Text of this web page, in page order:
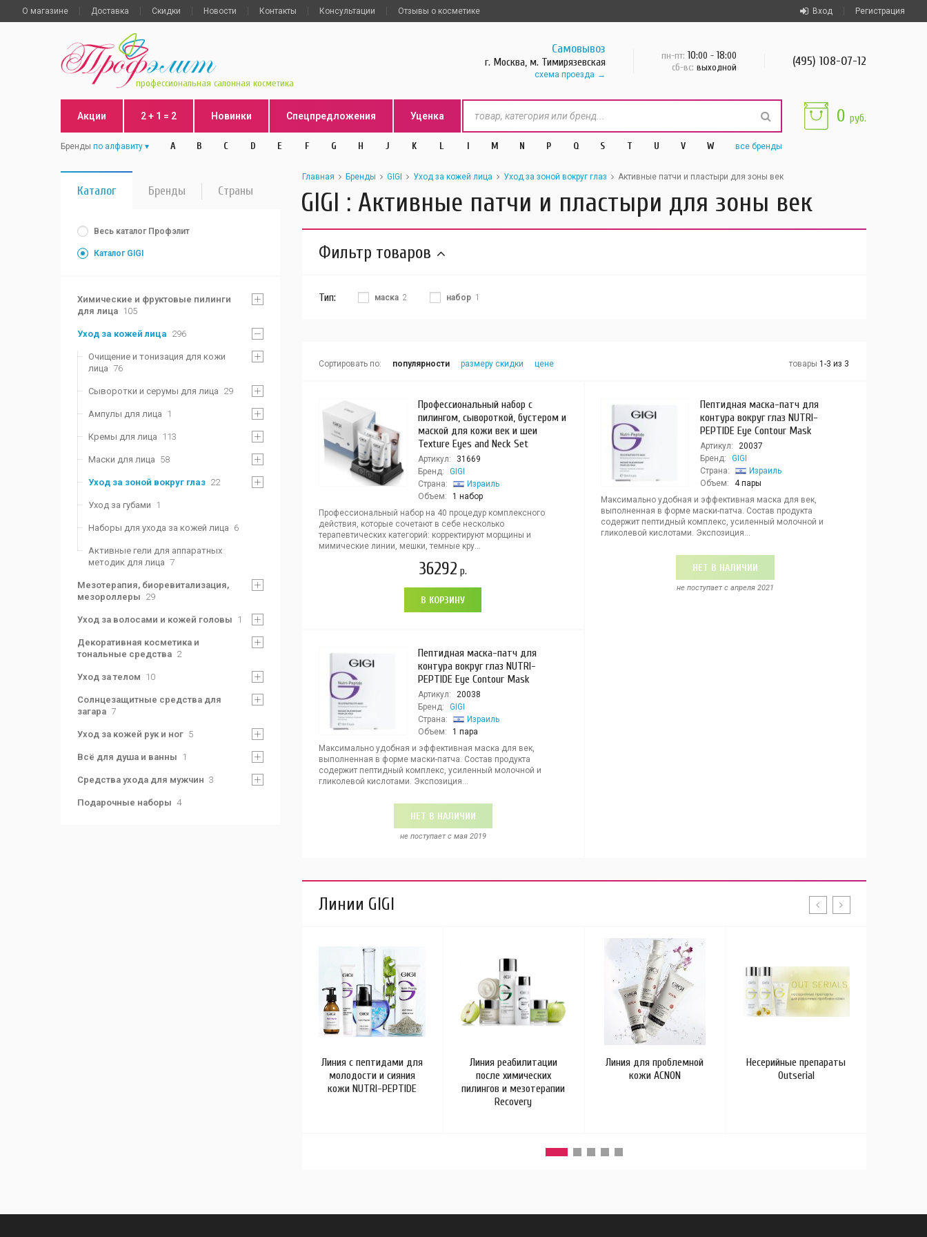
Вход Регистрация
О магазине Доставка Скидки Новости Контакты Консультации Отзывы о косметике
профессиональная салонная косметика
Самовывоз
г. Москва, м. Тимирязевская
схема проезда
пн-пт: 10:00 - 18:00
сб-вс: выходной (495) 108-07-12
Акции 2 + 1 = 2 Новинки Спецпредложения Уценка
Бренды по алфавиту A B C D E F G H J K L l M N P Q S T U V W все бренды
0 руб.
Каталог Бренды Страны
Весь каталог Профэлит
Каталог GIGI
Химические и фруктовые пилинги
для лица 105
Уход за кожей лица 296
Очищение и тонизация для кожи
лица 76
Сыворотки и серумы для лица 29
Ампулы для лица 1
Кремы для лица 113
Маски для лица 58
Уход за зоной вокруг глаз 22
Уход за губами 1
Наборы для ухода за кожей лица 6
Активные гели для аппаратных
методик для лица 7
Мезотерапия, биоревитализация,
мезороллеры 29
Уход за волосами и кожей головы 1
Декоративная косметика и
тональные средства 2
Уход за телом 10
Солнцезащитные средства для
загара 7
Уход за кожей рук и ног 5
Всё для душа и ванны 1
Средства ухода для мужчин 3
Подарочные наборы 4
Главная Бренды GIGI Уход за кожей лица Уход за зоной вокруг глаз Активные патчи и пластыри для зоны век
GIGI : Активные патчи и пластыри для зоны век
Фильтр товаров
Тип: маска 2 набор 1
Сортировать по: популярности размеру скидки цене товары 1-3 из 3
Профессиональный набор с
пилингом, сывороткой, бустером и
маской для кожи век и шеи
Texture Eyes and Neck Set
Артикул:
31669
Бренд:
GIGI
Страна:
Израиль
Объем:
1 набор
Профессиональный набор на 40 процедур комплексного
действия, которые сочетают в себе несколько
терапевтических категорий: корректируют морщины и
мимические линии, мешки, темные кру...
36292 р.
В КОРЗИНУ
Пептидная маска-патч для
контура вокруг глаз NUTRI-
PEPTIDE Eye Contour Mask
Артикул:
20037
Бренд:
GIGI
Страна:
Израиль
Объем:
4 пары
Максимально удобная и эффективная маска для век,
выполненная в форме маски-патча. Состав продукта
содержит пептидный комплекс, усиленный молочной и
гликолевой кислотами. Экспозиция...
НЕТ В НАЛИЧИИ
не поступает c апреля 2021
Пептидная маска-патч для
контура вокруг глаз NUTRI-
PEPTIDE Eye Contour Mask
Артикул:
20038
Бренд:
GIGI
Страна:
Израиль
Объем:
1 пара
Максимально удобная и эффективная маска для век,
выполненная в форме маски-патча. Состав продукта
содержит пептидный комплекс, усиленный молочной и
гликолевой кислотами. Экспозиция...
НЕТ В НАЛИЧИИ
не поступает c мая 2019
Линии GIGI
Линия с пептидами для
молодости и сияния
кожи NUTRI-PEPTIDE
Линия реабилитации
после химических
пилингов и мезотерапии
Recovery
Линия для проблемной
кожи ACNON
Несерийные препараты
Outserial